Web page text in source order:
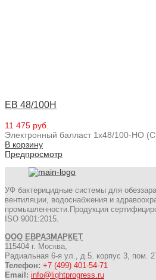
EB 48/100H
11 475 руб.
Электронный балласт 1x48/100-HO
В корзину
Предпросмотр
УФ бактерицидные системы для
вентиляции, водоснабжения и
промышленности.Продукция
ISO 9001:2015.
ООО ЕВРАЗМАРКЕТ
115404 г. Москва,
Радиальная 6-я ул., д.5. корпус 3, пом.
Телефон: +7 (499) 401-54-71
Email: info@lightprogress.ru